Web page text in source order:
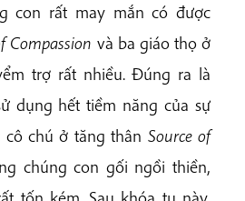
con rất may mắn có được
Compassion và ba giáo thọ ở
trợ rất nhiều. Đúng ra là
dụng hết tiềm năng của sự
cô chú ở tăng thân Source of
chúng con gối ngồi thiền,